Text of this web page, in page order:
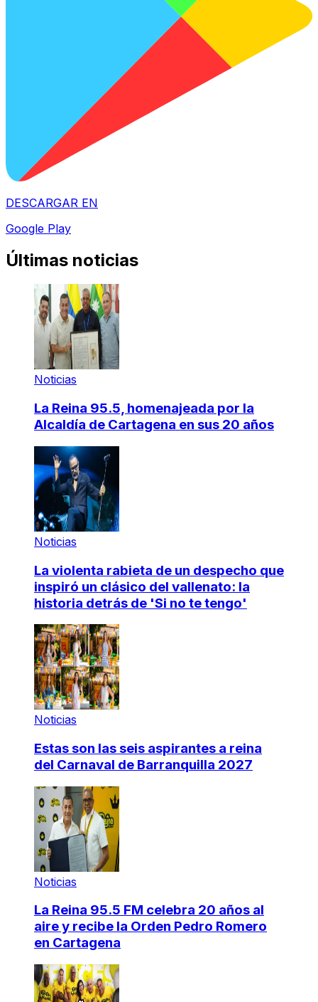
DESCARGAR EN
Google Play
Últimas noticias
Noticias
La Reina 95.5, homenajeada por la
Alcaldía de Cartagena en sus 20 años
Noticias
La violenta rabieta de un despecho que
inspiró un clásico del vallenato: la
historia detrás de 'Si no te tengo'
Noticias
Estas son las seis aspirantes a reina
del Carnaval de Barranquilla 2027
Noticias
La Reina 95.5 FM celebra 20 años al
aire y recibe la Orden Pedro Romero
en Cartagena